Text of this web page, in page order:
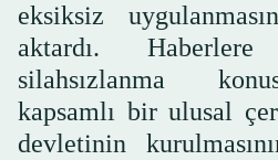
eksiksiz
aktardı.
silahsızlanma
kapsamlı bir ulusal
devletinin